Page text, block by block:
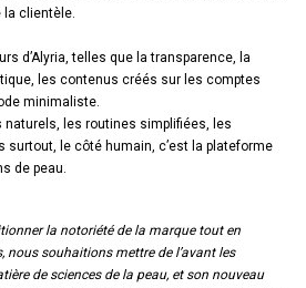
la clientèle.
d’Alyria, telles que la transparence, la
les contenus créés sur les comptes
minimaliste.
naturels, les routines simplifiées, les
le côté humain, c’est la plateforme
de peau.
la notoriété de la marque tout en
nous souhaitions mettre de l’avant les
de sciences de la peau, et son nouveau